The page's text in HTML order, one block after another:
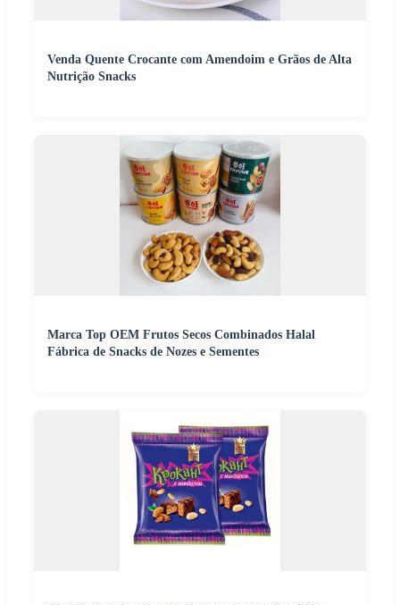
Venda Quente Crocante com Amendoim e Grãos de Alta
Nutrição Snacks
Marca Top OEM Frutos Secos Combinados Halal
Fábrica de Snacks de Nozes e Sementes